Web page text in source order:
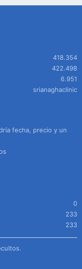
418.354
422.498
6.951
srianaghaclinic
fecha, precio y un
0
233
233